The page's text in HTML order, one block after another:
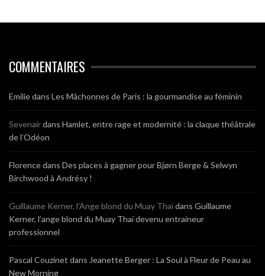
COMMENTAIRES
Emiliedans Les Mâchonnes de Paris : la gourmandise au féminin
Sevenairdans Hamlet, entre rage et modernité : la claque théâtrale
de l’Odéon
Florencedans Des places à gagner pour Bjørn Berge & Selwyn
Birchwood à Andrésy !
Guillaume Kerner, l’Ange blond du Muay Thaïdans Guillaume
Kerner, l’ange blond du Muay Thaï devenu entraineur
professionnel
Pascal Couzinet dans Jeanette Berger : La Soul à Fleur de Peau au
New Morning